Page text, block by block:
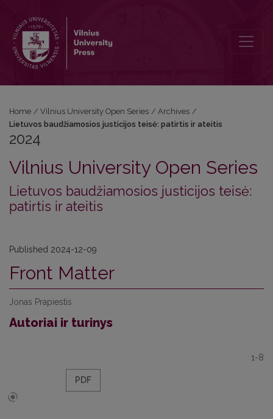
Home / Vilnius University Open Series / Archives /
Lietuvos baudžiamosios justicijos teisė: patirtis ir ateitis
2024
Vilnius University Open Series
Lietuvos baudžiamosios justicijos teisė:
patirtis ir ateitis
Published 2024-12-09
Front Matter
Jonas Prapiestis
Autoriai ir turinys
1-8
PDF